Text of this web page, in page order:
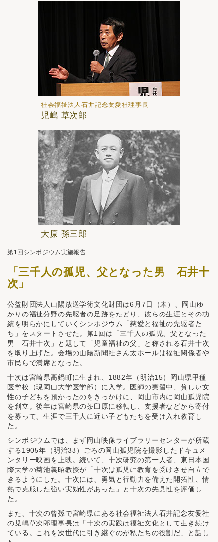
社会福祉法人石井記念友愛社理事長
児嶋 草次郎
大原 孫三郎
第1回シンポジウム実施報告
「三千人の孤児、父となった男 石井十
次」
公益財団法人山陽放送学術文化財団は6月7日（木）、岡山ゆ
かりの福祉分野の先駆者の足跡をたどり、彼らの生涯とその功
績を明らかにしていくシンポジウム「慈愛と福祉の先駆者た
ち」をスタートさせた。第1回は「三千人の孤児、父となった
男 石井十次」と題して「児童福祉の父」と称される石井十次
を取り上げた。会場の山陽新聞社さん太ホールは福祉関係者や
市民らで満席となった。
十次は宮崎県高鍋町に生まれ、1882年（明治15）岡山県甲種
医学校（現岡山大学医学部）に入学。医師の実習中、貧しい女
性の子どもを預かったのをきっかけに、岡山市内に岡山孤児院
を創立。後年は宮崎県の茶臼原に移転し、支援者などから寄付
を募って、生涯で三千人に近い子どもたちを受け入れ教育し
た。
シンポジウムでは、まず岡山映像ライブラリーセンターが所蔵
する1905年（明治38）ごろの岡山孤児院を撮影したドキュメ
ンタリー映画を上映。続いて、十次研究の第一人者、東日本国
際大学の菊池義昭教授が「十次は孤児に教育を受けさせ自立で
きるようにした。十次には、勇気と行動力を備えた開拓性、情
熱で克服した強い実効性があった」と十次の先見性を評価し
た。
また、十次の曾孫で宮崎県にある社会福祉法人石井記念友愛社
の児嶋草次郎理事長は「十次の実践は福祉文化として生き続け
ている。これを次世代に引き継ぐのが私たちの役割だ」と話し